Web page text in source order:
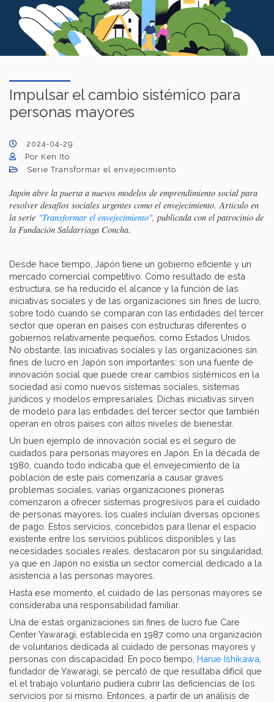
Impulsar el cambio sistémico para
personas mayores
2024-04-29
Por Ken Ito
Serie Transformar el envejecimiento
Japón abre la puerta a nuevos modelos de emprendimiento social para
resolver desafíos sociales urgentes como el envejecimiento. Artículo en
la serie "Transformar el envejecimiento", publicada con el patrocinio de
la Fundación Saldarriaga Concha.
Desde hace tiempo, Japón tiene un gobierno eficiente y un
mercado comercial competitivo. Como resultado de esta
estructura, se ha reducido el alcance y la función de las
iniciativas sociales y de las organizaciones sin fines de lucro,
sobre todo cuando se comparan con las entidades del tercer
sector que operan en países con estructuras diferentes o
gobiernos relativamente pequeños, como Estados Unidos.
No obstante, las iniciativas sociales y las organizaciones sin
fines de lucro en Japón son importantes: son una fuente de
innovación social que puede crear cambios sistémicos en la
sociedad así como nuevos sistemas sociales, sistemas
jurídicos y modelos empresariales. Dichas iniciativas sirven
de modelo para las entidades del tercer sector que también
operan en otros países con altos niveles de bienestar.
Un buen ejemplo de innovación social es el seguro de
cuidados para personas mayores en Japón. En la década de
1980, cuando todo indicaba que el envejecimiento de la
población de este país comenzaría a causar graves
problemas sociales, varias organizaciones pioneras
comenzaron a ofrecer sistemas progresivos para el cuidado
de personas mayores, los cuales incluían diversas opciones
de pago. Estos servicios, concebidos para llenar el espacio
existente entre los servicios públicos disponibles y las
necesidades sociales reales, destacaron por su singularidad,
ya que en Japón no existía un sector comercial dedicado a la
asistencia a las personas mayores.
Hasta ese momento, el cuidado de las personas mayores se
consideraba una responsabilidad familiar.
Una de estas organizaciones sin fines de lucro fue Care
Center Yawaragi, establecida en 1987 como una organización
de voluntarios dedicada al cuidado de personas mayores y
personas con discapacidad. En poco tiempo, Harue Ishikawa
fundador de Yawaragi, se percató de que resultaba difícil que
el el trabajo voluntario pudiera cubrir las deficiencias de los
servicios por sí mismo. Entonces, a partir de un análisis de